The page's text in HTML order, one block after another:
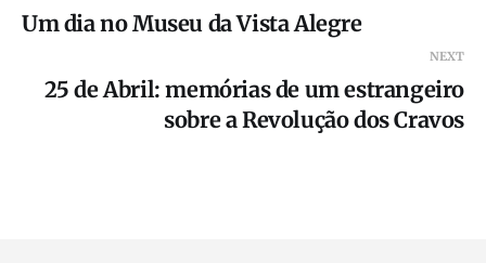
Um dia no Museu da Vista Alegre
NEXT
25 de Abril: memórias de um estrangeiro
sobre a Revolução dos Cravos